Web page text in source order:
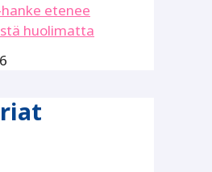
etenee
huolimatta